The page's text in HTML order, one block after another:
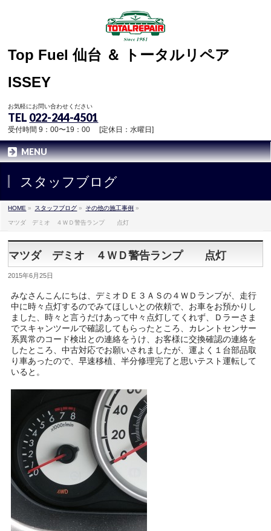
Top Fuel 仙台 ＆ トータルリペア
ISSEY
お気軽にお問い合わせください
TEL 022-244-4501
受付時間 9：00〜19：00 [定休日：水曜日]
MENU
スタッフブログ
HOME » スタッフブログ » その他の施工事例 »
マツダ デミオ ４ＷＤ警告ランプ 点灯
マツダ デミオ ４ＷＤ警告ランプ 点灯
2015年6月25日
みなさんこんにちは、デミオＤＥ３ＡＳの４ＷＤランプが、走行
中に時々点灯するのでみてほしいとの依頼で、お車をお預かりし
ました、時々と言うだけあって中々点灯してくれず、Ｄラーさま
でスキャンツールで確認してもらったところ、カレントセンサー
系異常のコード検出との連絡をうけ、お客様に交換確認の連絡を
したところ、中古対応でお願いされましたが、運よく１台部品取
り車あったので、早速移植、半分修理完了と思いテスト運転して
いると。